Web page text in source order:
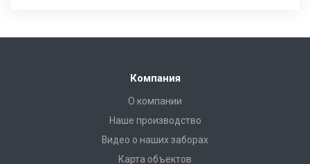
Компания
О компании
Наше производство
Видео о наших заборах
Карта объектов